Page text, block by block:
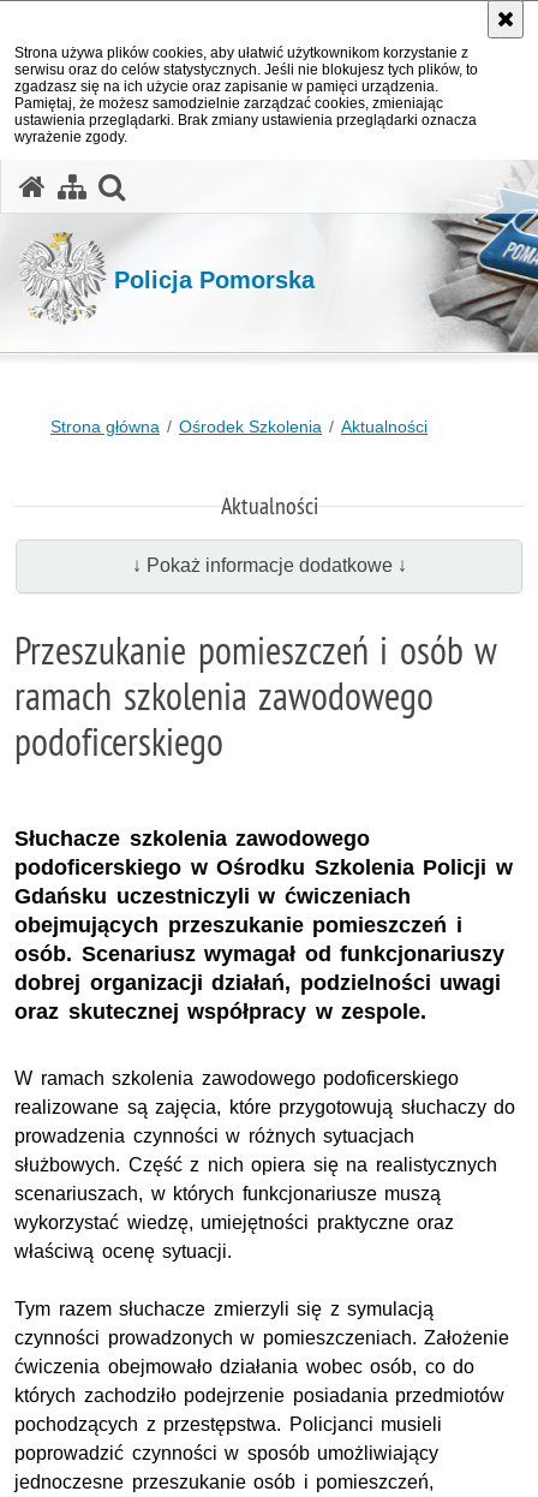
Strona używa plików cookies, aby ułatwić użytkownikom korzystanie z
serwisu oraz do celów statystycznych. Jeśli nie blokujesz tych plików, to
zgadzasz się na ich użycie oraz zapisanie w pamięci urządzenia.
Pamiętaj, że możesz samodzielnie zarządzać cookies, zmieniając
ustawienia przeglądarki. Brak zmiany ustawienia przeglądarki oznacza
wyrażenie zgody.
Policja Pomorska
Strona główna Ośrodek Szkolenia Aktualności
Aktualności
↓ Pokaż informacje dodatkowe ↓
Przeszukanie pomieszczeń i osób w
ramach szkolenia zawodowego
podoficerskiego
Słuchacze szkolenia zawodowego
podoficerskiego w Ośrodku Szkolenia Policji w
Gdańsku uczestniczyli w ćwiczeniach
obejmujących przeszukanie pomieszczeń i
osób. Scenariusz wymagał od funkcjonariuszy
dobrej organizacji działań, podzielności uwagi
oraz skutecznej współpracy w zespole.
W ramach szkolenia zawodowego podoficerskiego
realizowane są zajęcia, które przygotowują słuchaczy do
prowadzenia czynności w różnych sytuacjach
służbowych. Część z nich opiera się na realistycznych
scenariuszach, w których funkcjonariusze muszą
wykorzystać wiedzę, umiejętności praktyczne oraz
właściwą ocenę sytuacji.
Tym razem słuchacze zmierzyli się z symulacją
czynności prowadzonych w pomieszczeniach. Założenie
ćwiczenia obejmowało działania wobec osób, co do
których zachodziło podejrzenie posiadania przedmiotów
pochodzących z przestępstwa. Policjanci musieli
poprowadzić czynności w sposób umożliwiający
jednoczesne przeszukanie osób i pomieszczeń,